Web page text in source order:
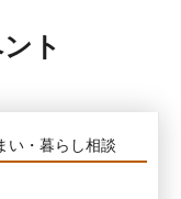
ト
い・暮らし相談